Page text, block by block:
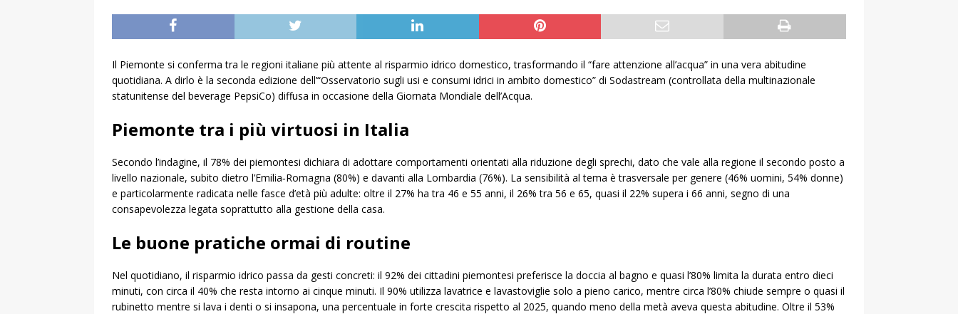
Il Piemonte si conferma tra le regioni italiane più attente al risparmio idrico domestico, trasformando il “fare attenzione all’acqua” in una vera abitudine
quotidiana. A dirlo è la seconda edizione dell’“Osservatorio sugli usi e consumi idrici in ambito domestico” di Sodastream (controllata della multinazionale
statunitense del beverage PepsiCo) diffusa in occasione della Giornata Mondiale dell’Acqua.
Piemonte tra i più virtuosi in Italia
Secondo l’indagine, il 78% dei piemontesi dichiara di adottare comportamenti orientati alla riduzione degli sprechi, dato che vale alla regione il secondo posto a
livello nazionale, subito dietro l’Emilia‑Romagna (80%) e davanti alla Lombardia (76%). La sensibilità al tema è trasversale per genere (46% uomini, 54% donne)
e particolarmente radicata nelle fasce d’età più adulte: oltre il 27% ha tra 46 e 55 anni, il 26% tra 56 e 65, quasi il 22% supera i 66 anni, segno di una
consapevolezza legata soprattutto alla gestione della casa.
Le buone pratiche ormai di routine
Nel quotidiano, il risparmio idrico passa da gesti concreti: il 92% dei cittadini piemontesi preferisce la doccia al bagno e quasi l’80% limita la durata entro dieci
minuti, con circa il 40% che resta intorno ai cinque minuti. Il 90% utilizza lavatrice e lavastoviglie solo a pieno carico, mentre circa l’80% chiude sempre o quasi il
rubinetto mentre si lava i denti o si insapona, una percentuale in forte crescita rispetto al 2025, quando meno della metà aveva questa abitudine. Oltre il 53%